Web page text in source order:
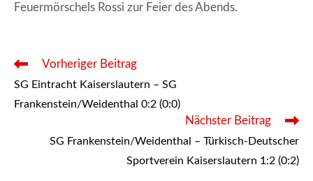
Feuermörschels Rossi zur Feier des Abends.
Weitere
ansehen
Vorheriger Beitrag
SG Eintracht Kaiserslautern – SG
Frankenstein/Weidenthal 0:2 (0:0)
Nächster Beitrag
SG Frankenstein/Weidenthal – Türkisch-Deutscher
Sportverein Kaiserslautern 1:2 (0:2)